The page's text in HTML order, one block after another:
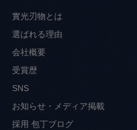
實光刃物とは
選ばれる理由
会社概要
受賞歴
SNS
お知らせ・メディア掲載
採用 包丁ブログ